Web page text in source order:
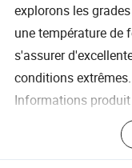
explorons les
une température de
s'assurer
conditions
Informations produit